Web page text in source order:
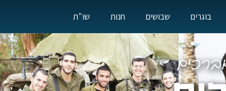
בוגרים שבושים חנות שו"ת